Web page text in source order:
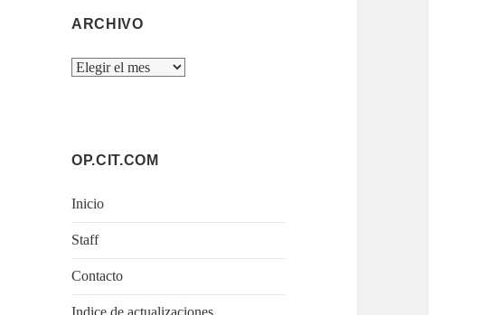
ARCHIVO
Archivo
OP.CIT.COM
Inicio
Staff
Contacto